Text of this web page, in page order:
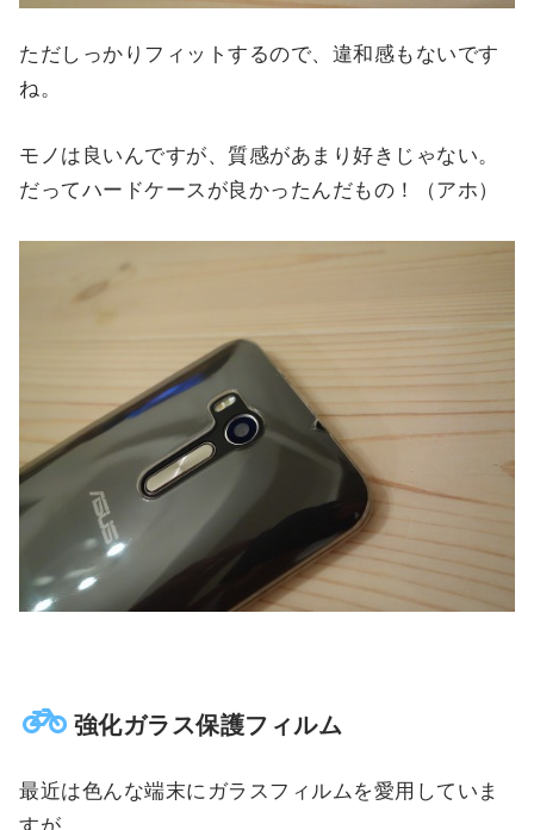
ただしっかりフィットするので、違和感もないです
ね。
モノは良いんですが、質感があまり好きじゃない。
だってハードケースが良かったんだもの！（アホ）
強化ガラス保護フィルム
最近は色んな端末にガラスフィルムを愛用していま